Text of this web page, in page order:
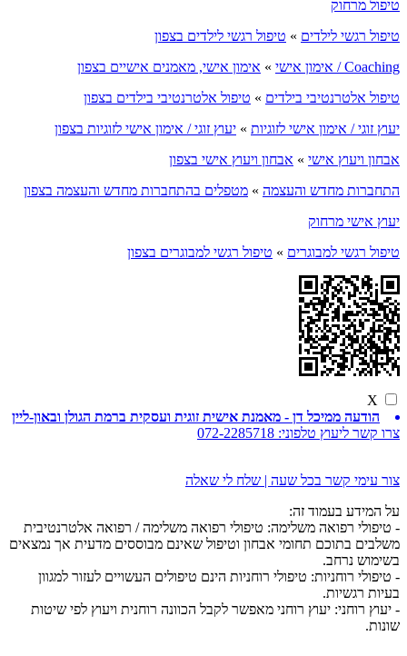
טיפול מרחוק
טיפול רגשי לילדים » טיפול רגשי לילדים בצפון
Coaching / אימון אישי
» אימון אישי, מאמנים אישיים בצפון
טיפול אלטרנטיבי בילדים » טיפול אלטרנטיבי בילדים בצפון
יעוץ זוגי / אימון אישי לזוגיות » יעוץ זוגי / אימון אישי לזוגיות בצפון
אבחון ויעוץ אישי » אבחון ויעוץ אישי בצפון
התחברות מחדש והעצמה » מטפלים בהתחברות מחדש והעצמה בצפון
יעוץ אישי מרחוק
טיפול רגשי למבוגרים » טיפול רגשי למבוגרים בצפון
X
הודעה ממיכל דן - מאמנת אישית זוגית ועסקית ברמת הגולן ובאון-ליין
צרו קשר ליעוץ טלפוני: 072-2285718
צור עימי קשר בכל שעה | שלח לי שאלה
על המידע בעמוד זה:
- טיפולי רפואה משלימה: טיפולי רפואה משלימה / רפואה אלטרנטיבית
משלבים בתוכם תחומי אבחון וטיפול שאינם מבוססים מדעית אך נמצאים
בשימוש נרחב.
- טיפולי רוחניות: טיפולי רוחניות הינם טיפולים העשויים לעזור למגוון
בעיות רגשיות.
- יעוץ רוחני: יעוץ רוחני מאפשר לקבל הכוונה רוחנית ויעוץ לפי שיטות
שונות.